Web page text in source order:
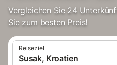
Vergleichen Sie 24
Sie zum besten Preis!
Reiseziel
Susak, Kroatien